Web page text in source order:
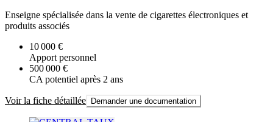
Enseigne spécialisée dans la vente de cigarettes électroniques et
produits associés
10 000 €
Apport personnel
500 000 €
CA potentiel après 2 ans
Voir la fiche détaillée Demander une documentation